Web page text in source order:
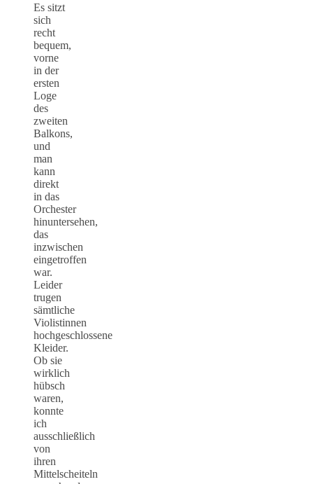
Es sitzt
sich
recht
bequem,
vorne
in der
ersten
Loge
des
zweiten
Balkons,
und
man
kann
direkt
in das
Orchester
hinuntersehen,
das
inzwischen
eingetroffen
war.
Leider
trugen
sämtliche
Violistinnen
hochgeschlossene
Kleider.
Ob sie
wirklich
hübsch
waren,
konnte
ich
ausschließlich
von
ihren
Mittelscheiteln